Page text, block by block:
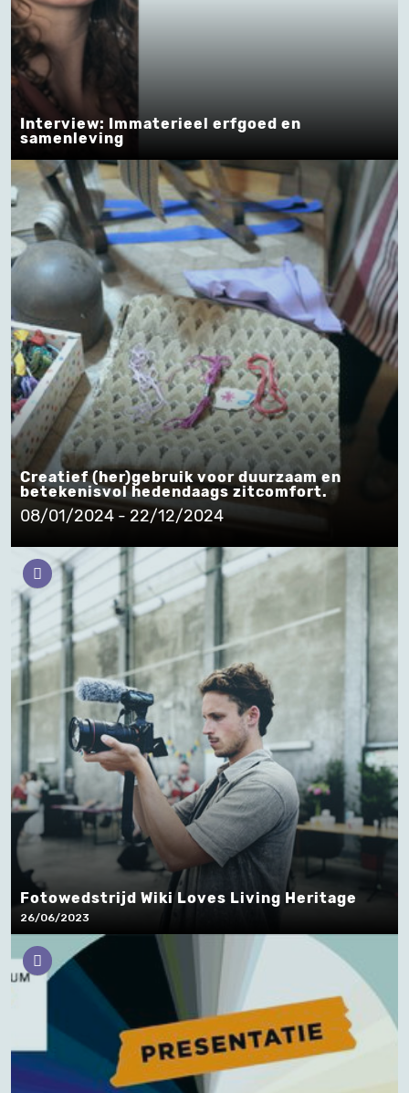
Interview: Immaterieel erfgoed en
samenleving
Creatief (her)gebruik voor duurzaam en
betekenisvol hedendaags zitcomfort.
08/01/2024 - 22/12/2024
Fotowedstrijd Wiki Loves Living Heritage
26/06/2023